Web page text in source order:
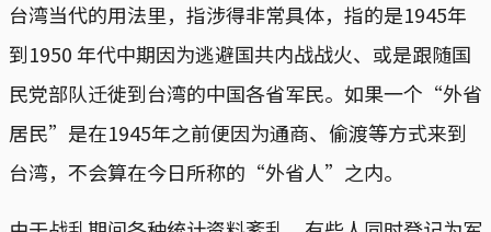
台湾当代的用法里，指涉得非常具体，指的是1945年
到1950 年代中期因为逃避国共内战战火、或是跟随国
民党部队迁徙到台湾的中国各省军民。如果一个“外省
居民”是在1945年之前便因为通商、偷渡等方式来到
台湾，不会算在今日所称的“外省人”之内。